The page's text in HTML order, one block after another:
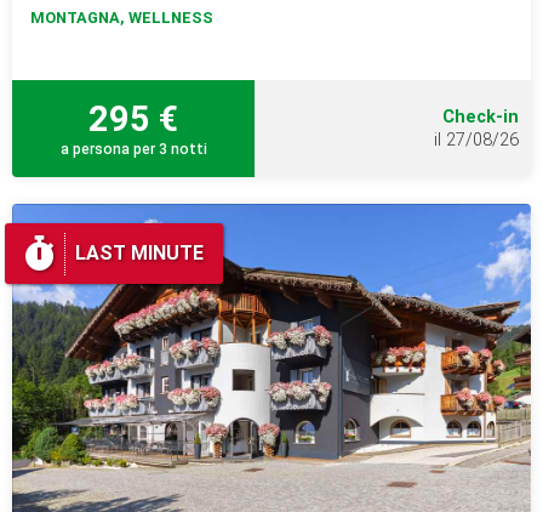
MONTAGNA, WELLNESS
295 €
a persona per 3 notti
Check-in
il 27/08/26
LAST MINUTE